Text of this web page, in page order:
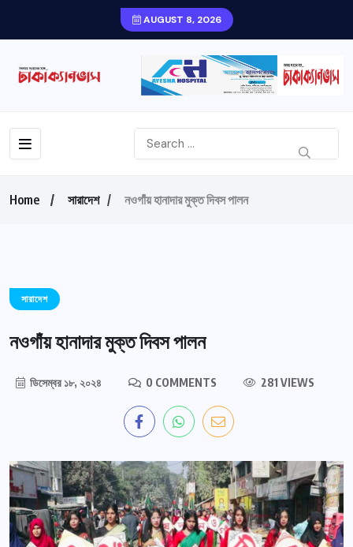
AUGUST 8, 2026
Home সারাদেশ নওগাঁয় হানাদার মুক্ত দিবস পালন
সারাদেশ
নওগাঁয় হানাদার মুক্ত দিবস পালন
ডিসেম্বর ১৮, ২০২৪ 0 COMMENTS 281 VIEWS